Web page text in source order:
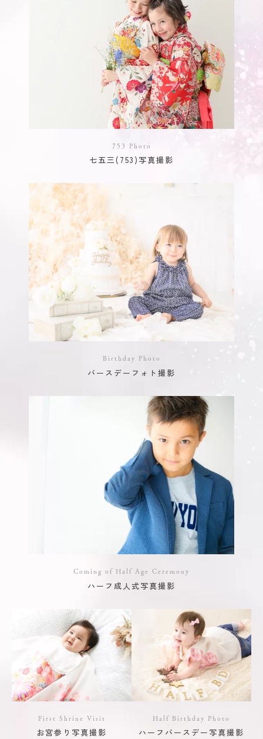
753 Photo
七五三(753)写真撮影
Birthday Photo
バースデーフォト撮影
Coming of Half Age Ceremony
ハーフ成人式写真撮影
First Shrine Visit
お宮参り写真撮影
Half Birthday Photo
ハーフバースデー写真撮影